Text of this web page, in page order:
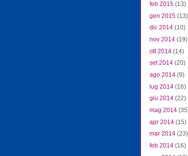
feb 2015 (13)
gen 2015 (13)
dic 2014 (10)
nov 2014 (19)
ott 2014 (14)
set 2014 (20)
ago 2014 (9)
lug 2014 (16)
giu 2014 (22)
mag 2014
apr 2014 (15)
mar 2014 (23)
feb 2014 (16)